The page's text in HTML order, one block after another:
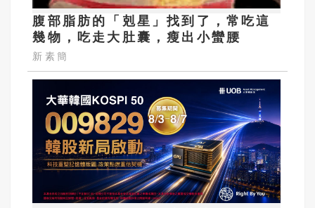
腹部脂肪的「剋星」找到了，常吃這
幾物，吃走大肚囊，瘦出小蠻腰
新素簡